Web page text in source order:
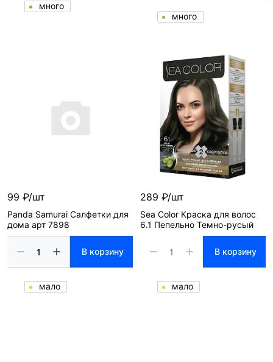
много
много
99 ₽/шт
Panda Samurai Салфетки для
дома арт 7898
В корзину
мало
289 ₽/шт
Sea Color Краска для волос
6.1 Пепельно Темно-русый
В корзину
мало